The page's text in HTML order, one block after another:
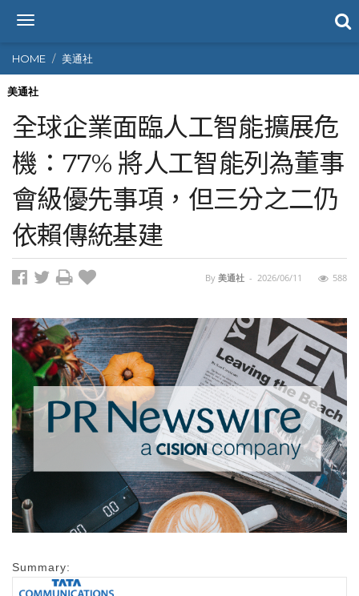
T
g
g
l
n
a
v
i
g
a
t
i
o
n
HOME 美通社
美通社
全球企業面臨人工智能擴展危
機：77% 將人工智能列為董事
會級優先事項，但三分之二仍
依賴傳統基建
By 美通社 - 2026/06/11 588
Summary: